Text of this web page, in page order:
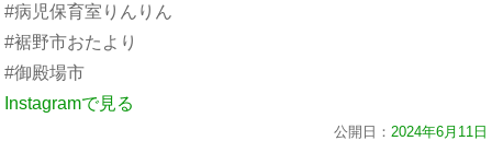
#病児保育室りんりん
#裾野市おたより
#御殿場市
Instagramで見る
公開日： 2024年6月11日